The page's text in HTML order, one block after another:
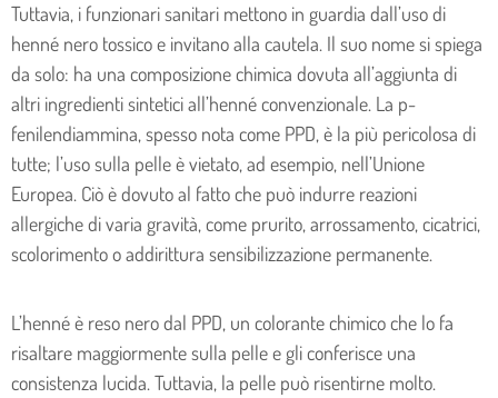
Tuttavia, i funzionari sanitari mettono in guardia dall’uso di
henné nero tossico e invitano alla cautela. Il suo nome si spiega
da solo: ha una composizione chimica dovuta all’aggiunta di
altri ingredienti sintetici all’henné convenzionale. La p-
fenilendiammina, spesso nota come PPD, è la più pericolosa di
tutte; l’uso sulla pelle è vietato, ad esempio, nell’Unione
Europea. Ciò è dovuto al fatto che può indurre reazioni
allergiche di varia gravità, come prurito, arrossamento, cicatrici,
scolorimento o addirittura sensibilizzazione permanente.
L’henné è reso nero dal PPD, un colorante chimico che lo fa
risaltare maggiormente sulla pelle e gli conferisce una
consistenza lucida. Tuttavia, la pelle può risentirne molto.